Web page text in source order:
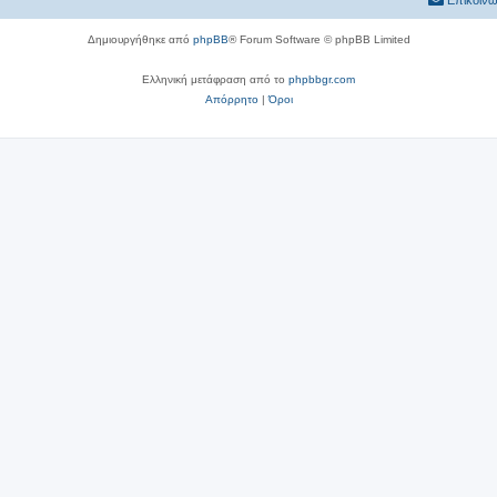
Δημιουργήθηκε από phpBB® Forum Software © phpBB Limited
Ελληνική μετάφραση από το phpbbgr.com
Απόρρητο|Όροι